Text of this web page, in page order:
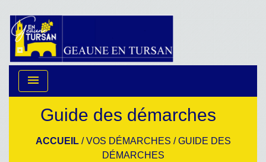
menu
Guide des démarches
ACCUEIL/VOS DÉMARCHES /GUIDE DES
DÉMARCHES